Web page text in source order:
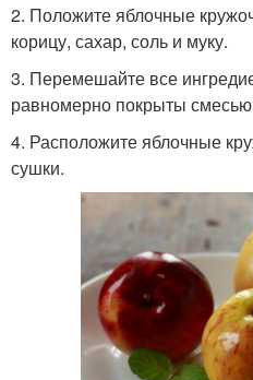
2. Положите яблочные
корицу, сахар, соль и муку.
3. Перемешайте все
равномерно покрыты
4. Расположите яблочные
сушки.